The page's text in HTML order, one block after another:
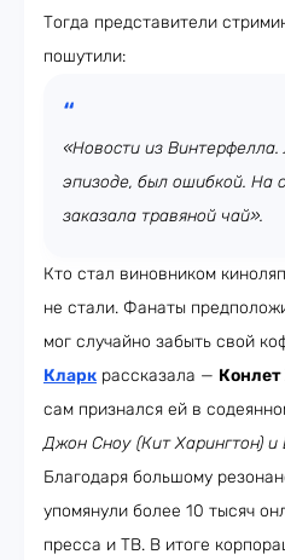
Тогда представители
пошутили:
«Новости из
эпизоде, был ошибкой. На
заказала травяной чай».
Кто стал виновником
не стали. Фанаты
мог случайно забыть свой
Кларк рассказала —
сам признался ей в
Джон Сноу (Кит Харингтон) и
Благодаря большому
упомянули более 10 тысяч
пресса и ТВ. В итоге